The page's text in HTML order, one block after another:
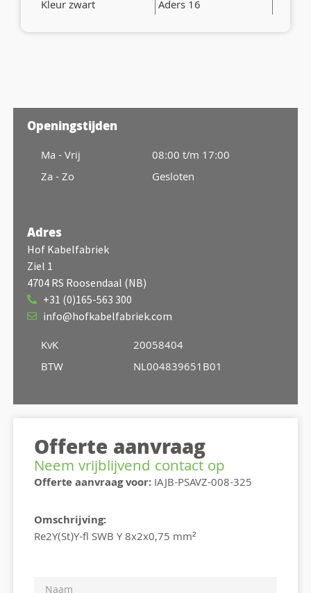
Kleur zwart
Aders 16
Openingstijden
Ma - Vrij
Za - Zo
08:00 t/m 17:00
Gesloten
Adres
Hof Kabelfabriek
Ziel 1
4704 RS Roosendaal (NB)
+31 (0)165-563 300
info@hofkabelfabriek.com
KvK
BTW
20058404
NL004839651B01
Offerte aanvraag
Neem vrijblijvend contact op
Offerte aanvraag voor:IAJB-PSAVZ-008-325
Omschrijving:
Re2Y(St)Y-fl SWB Y 8x2x0,75 mm²